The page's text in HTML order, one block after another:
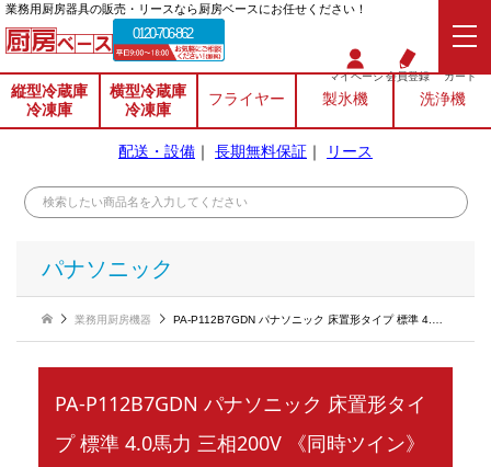
業務⽤厨房器具の販売・リースなら厨房ベースにお任せください！
0120-706-862
マイページ会員登録 カート
縦型冷蔵庫
冷凍庫
横型冷蔵庫
冷凍庫
フライヤー 製氷機 洗浄機
配送・設備 ｜ 長期無料保証 ｜ リース
パナソニック
業務用厨房機器 PA-P112B7GDN パナソニック 床置形タイプ 標準 4.0馬力 三相200V 《同時ツイン》ハイグレードタイプ 別売り分岐管 CZ-160BK付
PA-P112B7GDN パナソニック 床置形タイ
プ 標準 4.0馬力 三相200V 《同時ツイン》